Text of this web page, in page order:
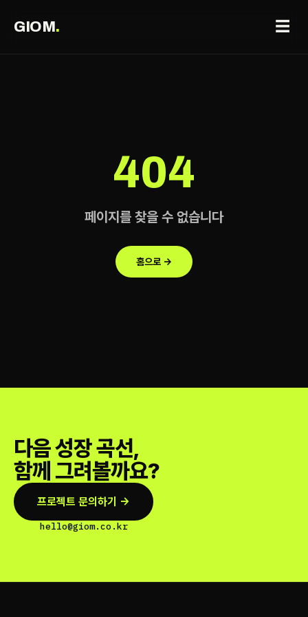
GIOM. ☰
404
페이지를 찾을 수 없습니다
홈으로 →
다음 성장 곡선,
함께 그려볼까요?
프로젝트 문의하기 →
hello@giom.co.kr